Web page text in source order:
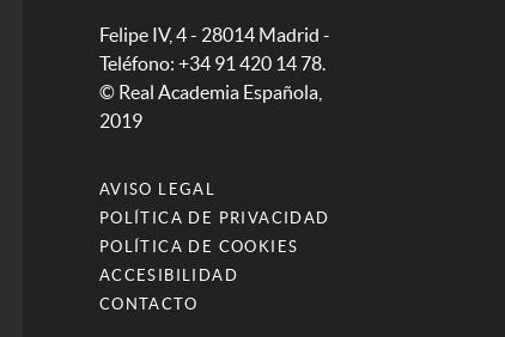
Felipe IV, 4 - 28014 Madrid -
Teléfono: +34 91 420 14 78.
© Real Academia Española,
2019
AVISO LEGAL
POLÍTICA DE PRIVACIDAD
POLÍTICA DE COOKIES
ACCESIBILIDAD
CONTACTO